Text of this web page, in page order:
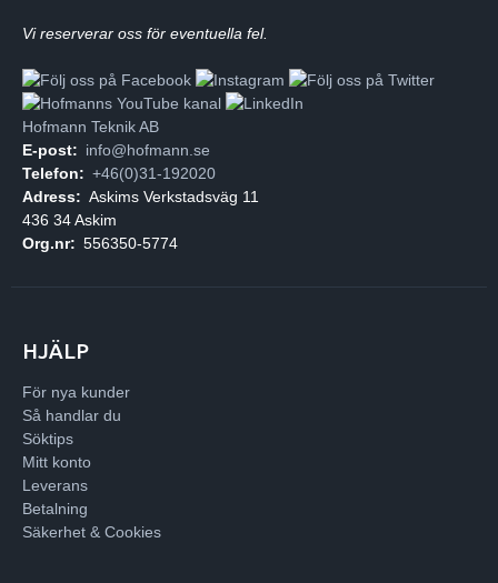
Vi reserverar oss för eventuella fel.
Hofmann Teknik AB
E-post: info@hofmann.se
Telefon: +46(0)31-192020
Adress: Askims Verkstadsväg 11
436 34 Askim
Org.nr: 556350-5774
HJÄLP
För nya kunder
Så handlar du
Söktips
Mitt konto
Leverans
Betalning
Säkerhet & Cookies